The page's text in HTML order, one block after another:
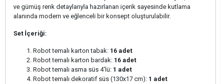
ve gümüş renk detaylarıyla hazırlanan içerik sayesinde kutlama
alanında modern ve eğlenceli bir konsept oluşturulabilir.
Set İçeriği:
Robot temalı karton tabak: 16 adet
Robot temalı karton bardak: 16 adet
Robot temalı asma süs 4'lü: 1 adet
Robot temalı dekoratif süs (130x17 cm): 1 adet